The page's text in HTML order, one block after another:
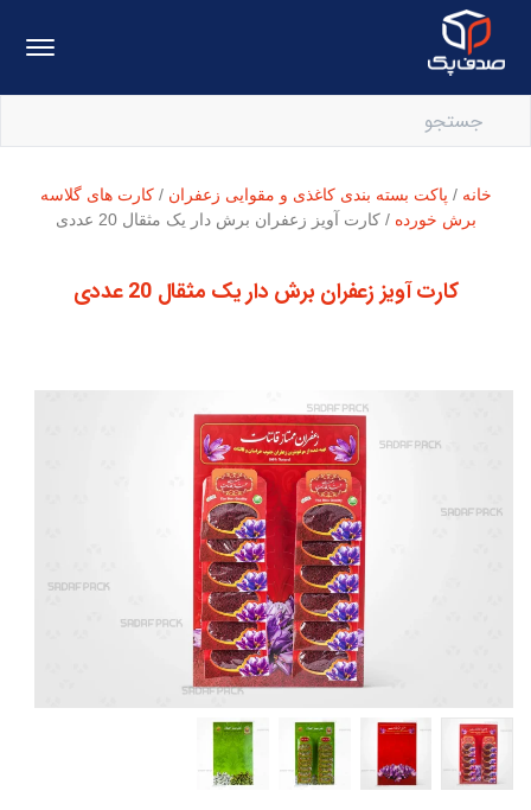
کارت آویز زعفران برش دار یک مثقال 20 عددی
خانه / پاکت بسته بندی کاغذی و مقوایی زعفران /کارت های گلاسه
برش خورده / کارت آویز زعفران برش دار یک مثقال 20 عددی